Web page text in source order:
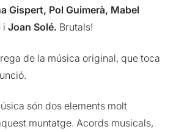
Gispert, Pol Guimerà, Mabel
iJoan Solé. Brutals!
de la música original, que toca
són dos elements molt
muntatge. Acords musicals,